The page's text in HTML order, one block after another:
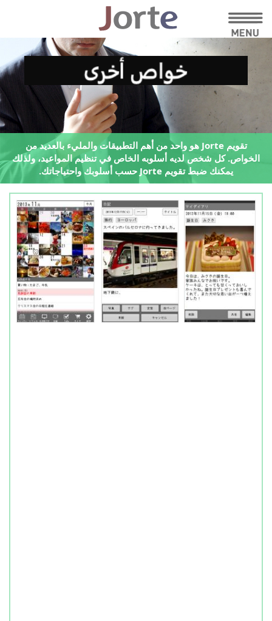
تقويم Jorte هو واحد من أهم التطبيقات والمليء بالعديد من
الخواص. كل شخص لديه أسلوبه الخاص في تنظيم المواعيد، ولذلك
يمكنك ضبط تقويم Jorte حسب أسلوبك واحتياجاتك.